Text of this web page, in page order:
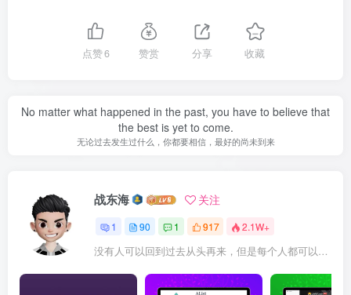
点赞6 赞赏 分享 收藏
No matter what happened in the past, you have to believe that
the best is yet to come.
无论过去发生过什么，你都要相信，最好的尚未到来
战东海 关注
1 90 1 917 2.1W+
没有人可以回到过去从头再来，但是每个人都可以从今天开始，创造一个全新的结局